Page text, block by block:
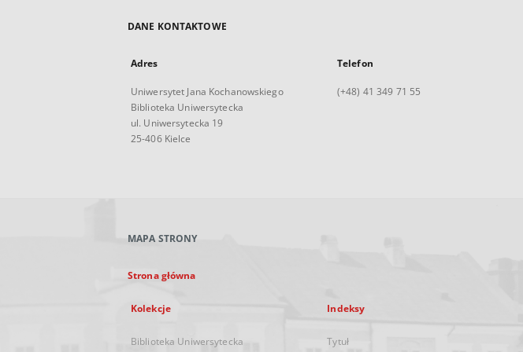
DANE KONTAKTOWE
Adres
Uniwersytet Jana Kochanowskiego
Biblioteka Uniwersytecka
ul. Uniwersytecka 19
25-406 Kielce
Telefon
(+48) 41 349 71 55
MAPA STRONY
Strona główna
Kolekcje
Biblioteka Uniwersytecka
Indeksy
Tytuł